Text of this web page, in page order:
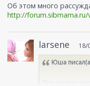
он грязный, это
чего-то при
Об этом много
http://forum.sibmama.ru/
larsene
18/
Юша